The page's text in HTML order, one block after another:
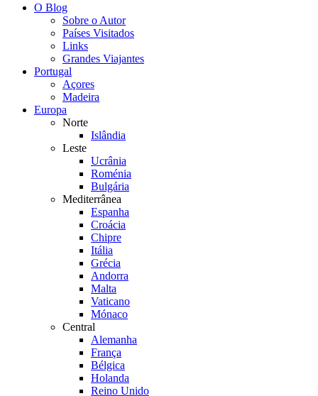
O Blog
Sobre o Autor
Países Visitados
Links
Grandes Viajantes
Portugal
Açores
Madeira
Europa
Norte
Islândia
Leste
Ucrânia
Roménia
Bulgária
Mediterrânea
Espanha
Croácia
Chipre
Itália
Grécia
Andorra
Malta
Vaticano
Mónaco
Central
Alemanha
França
Bélgica
Holanda
Reino Unido